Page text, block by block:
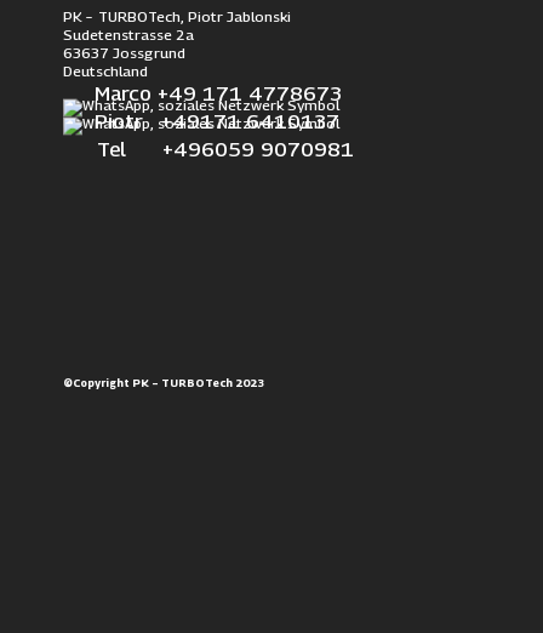
PK – TURBOTech, Piotr Jablonski
Sudetenstrasse 2a
63637 Jossgrund
Deutschland
Marco +49 171 4778673
Piotr +49171 6410137
Tel +496059 9070981
©Copyright PK – TURBOTech 2023